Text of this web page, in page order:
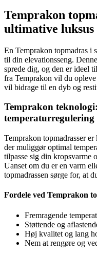
Temprakon
ultimative luksus
En Temprakon topmadras i
til din elevationsseng.
sprede dig, og den er ideel
fra Temprakon vil du
vil bidrage til en dyb og
Temprakon
temperaturregulering
Temprakon topmadrasser
der muliggør optimal
tilpasse sig din kropsvarme
Uanset om du er en varm
topmadrassen sørge for, at
Fordele ved Temprakon
Fremragende
Støttende og
Høj kvalitet og lang
Nem at rengøre og